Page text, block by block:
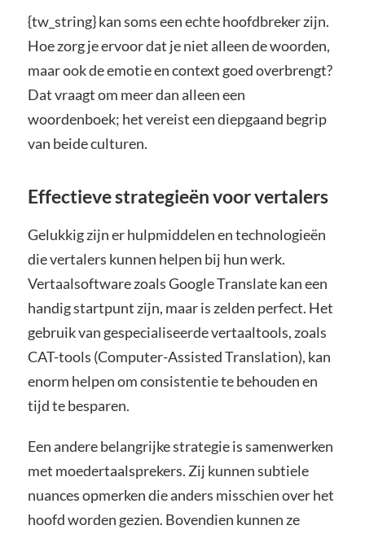
{tw_string} kan soms een echte hoofdbreker zijn.
Hoe zorg je ervoor dat je niet alleen de woorden,
maar ook de emotie en context goed overbrengt?
Dat vraagt om meer dan alleen een
woordenboek; het vereist een diepgaand begrip
van beide culturen.
Effectieve strategieën voor vertalers
Gelukkig zijn er hulpmiddelen en technologieën
die vertalers kunnen helpen bij hun werk.
Vertaalsoftware zoals Google Translate kan een
handig startpunt zijn, maar is zelden perfect. Het
gebruik van gespecialiseerde vertaaltools, zoals
CAT-tools (Computer-Assisted Translation), kan
enorm helpen om consistentie te behouden en
tijd te besparen.
Een andere belangrijke strategie is samenwerken
met moedertaalsprekers. Zij kunnen subtiele
nuances opmerken die anders misschien over het
hoofd worden gezien. Bovendien kunnen ze